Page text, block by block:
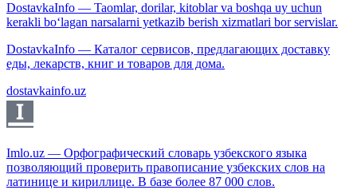
DostavkaInfo — Taomlar, dorilar, kitoblar va boshqa uy uchun
kerakli bo‘lagan narsalarni yetkazib berish xizmatlari bor servislar.
DostavkaInfo — Каталог сервисов, предлагающих доставку
еды, лекарств, книг и товаров для дома.
dostavkainfo.uz
Imlo.uz — Орфографический словарь узбекского языка
позволяющий проверить правописание узбекских слов на
латинице и кириллице. В базе более 87 000 слов.